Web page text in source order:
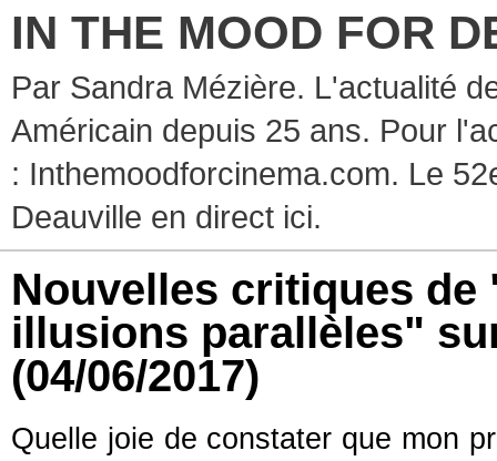
IN THE MOOD FOR
Par Sandra Mézière. L'actualité
Américain depuis 25 ans. Pour
: Inthemoodforcinema.com. Le
Deauville en direct ici.
Nouvelles critiques
illusions parallèles"
(04/06/2017)
Quelle joie de constater que mon